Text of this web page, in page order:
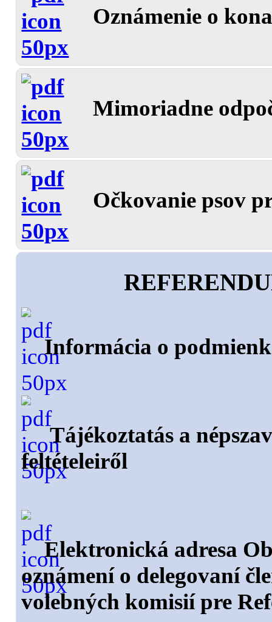
Oznámenie o
Mimoriadne
Očkovanie psov
Informácia o
Tájékoztatás a
feltételeiről
Elektronická adresa
oznámení o delegovaní
volebných komisií pre